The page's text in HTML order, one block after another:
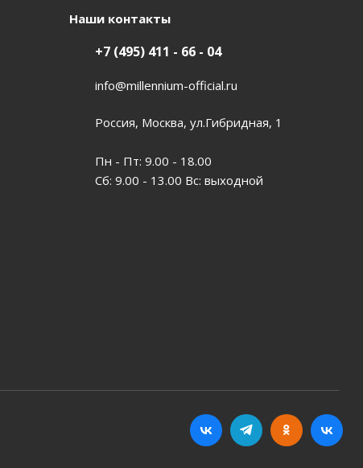
Наши контакты
+7 (495) 411 - 66 - 04
info@millennium-official.ru
Россия, Москва, ул.Гибридная, 1
Пн - Пт: 9.00 - 18.00
Сб: 9.00 - 13.00 Вс: выходной